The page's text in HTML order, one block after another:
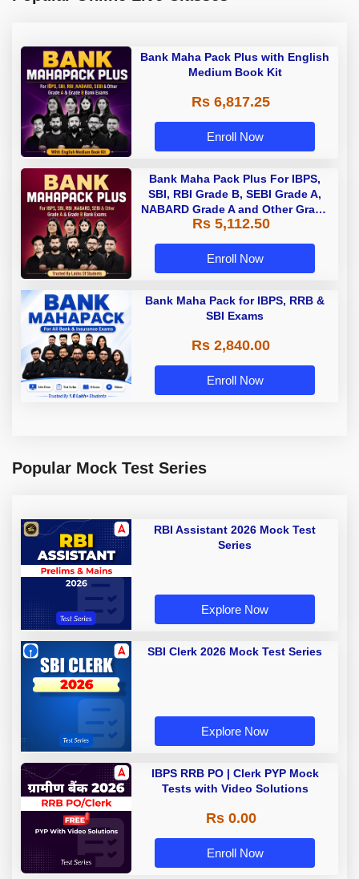
Bank Maha Pack Plus with English
Medium Book Kit
Rs 6,817.25
Enroll Now
Bank Maha Pack Plus For IBPS,
SBI, RBI Grade B, SEBI Grade A,
NABARD Grade A and Other Grade
A & Grade B Bank Exams
Rs 5,112.50
Enroll Now
Bank Maha Pack for IBPS, RRB &
SBI Exams
Rs 2,840.00
Enroll Now
Popular Mock Test Series
RBI Assistant 2026 Mock Test
Series
Explore Now
SBI Clerk 2026 Mock Test Series
Explore Now
IBPS RRB PO | Clerk PYP Mock
Tests with Video Solutions
Rs 0.00
Enroll Now